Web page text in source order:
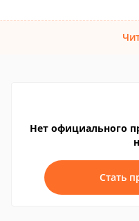
Нет официального
Стать